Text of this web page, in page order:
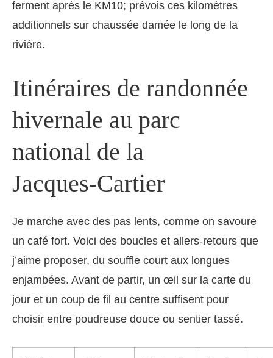
ferment après le KM10; prévois ces kilomètres
additionnels sur chaussée damée le long de la
rivière.
Itinéraires de randonnée
hivernale au parc
national de la
Jacques‑Cartier
Je marche avec des pas lents, comme on savoure
un café fort. Voici des boucles et allers-retours que
j’aime proposer, du souffle court aux longues
enjambées. Avant de partir, un œil sur la carte du
jour et un coup de fil au centre suffisent pour
choisir entre poudreuse douce ou sentier tassé.